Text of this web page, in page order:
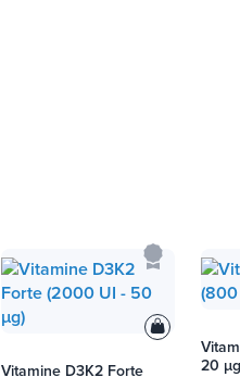
Vitamine D3K2 Forte
20